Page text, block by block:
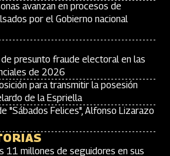
avanzan en procesos de
por el Gobierno nacional
presunto fraude electoral en las
de 2026
para transmitir la posesión
de la Espriella
"Sábados Felices", Alfonso Lizarazo
11 millones de seguidores en sus